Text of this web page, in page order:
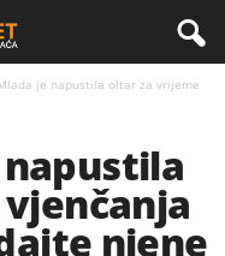
je napustila oltar za vrijeme
napustila
njene